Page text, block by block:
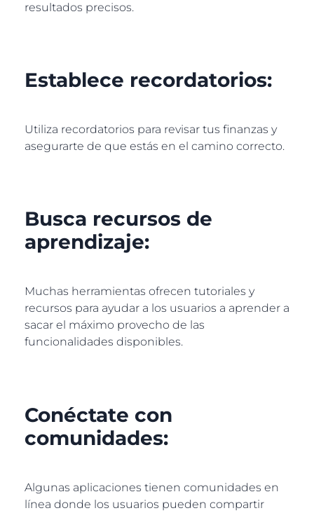
resultados precisos.
Establece recordatorios:
Utiliza recordatorios para revisar tus finanzas y
asegurarte de que estás en el camino correcto.
Busca recursos de
aprendizaje:
Muchas herramientas ofrecen tutoriales y
recursos para ayudar a los usuarios a aprender a
sacar el máximo provecho de las
funcionalidades disponibles.
Conéctate con
comunidades:
Algunas aplicaciones tienen comunidades en
línea donde los usuarios pueden compartir